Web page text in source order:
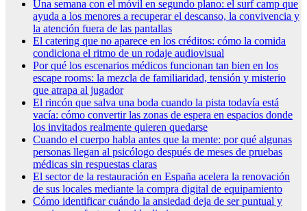
Una semana con el móvil en segundo plano: el surf camp que
ayuda a los menores a recuperar el descanso, la convivencia y
la atención fuera de las pantallas
El catering que no aparece en los créditos: cómo la comida
condiciona el ritmo de un rodaje audiovisual
Por qué los escenarios médicos funcionan tan bien en los
escape rooms: la mezcla de familiaridad, tensión y misterio
que atrapa al jugador
El rincón que salva una boda cuando la pista todavía está
vacía: cómo convertir las zonas de espera en espacios donde
los invitados realmente quieren quedarse
Cuando el cuerpo habla antes que la mente: por qué algunas
personas llegan al psicólogo después de meses de pruebas
médicas sin respuestas claras
El sector de la restauración en España acelera la renovación
de sus locales mediante la compra digital de equipamiento
Cómo identificar cuándo la ansiedad deja de ser puntual y